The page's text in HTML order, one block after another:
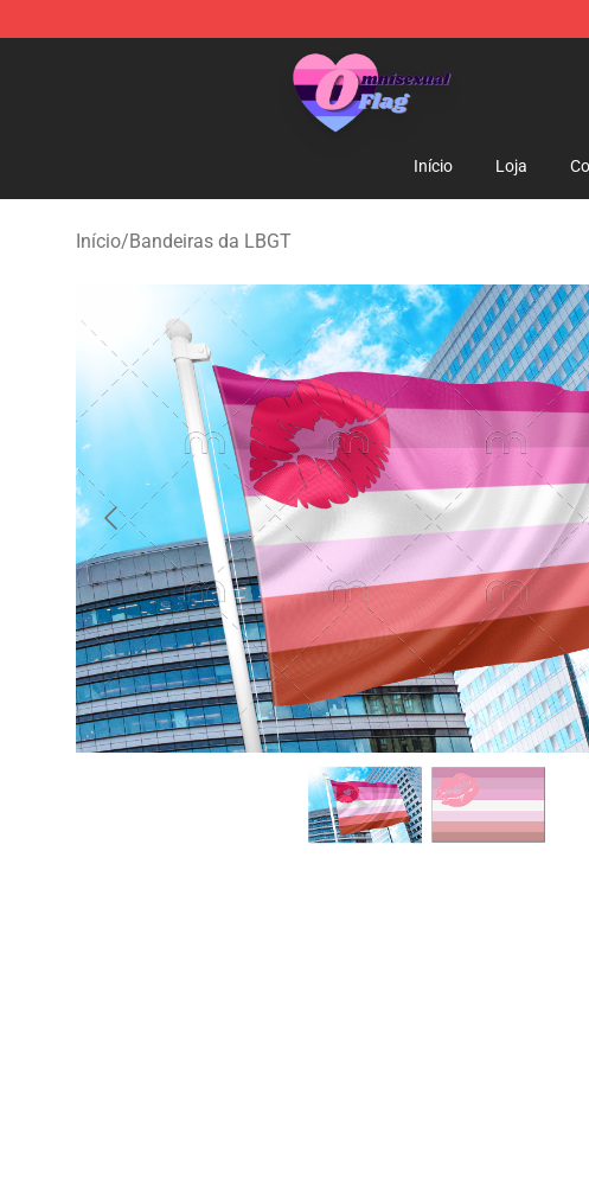
Omnisexual Flag Store - The Best Store of Omnisexual Flag
Início Loja
Início/Bandeiras da LBGT